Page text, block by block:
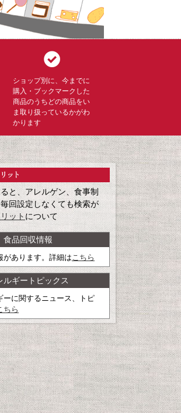
ショップ別に、今までに
購入・ブックマークした
商品のうちどの商品をい
ま取り扱っているかがわ
かります
と、アレルゲン、食事制
回設定しなくても検索が
ットについて
食品回収情報
があります。詳細は こちら
ルギートピックス
ーに関するニュース、トピ
ちら